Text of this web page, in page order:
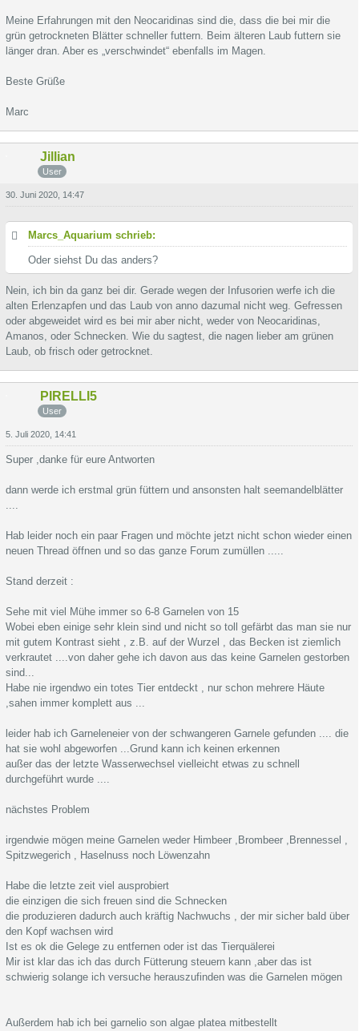
Meine Erfahrungen mit den Neocaridinas sind die, dass die bei mir die
grün getrockneten Blätter schneller futtern. Beim älteren Laub futtern sie
länger dran. Aber es „verschwindet“ ebenfalls im Magen.
Beste Grüße
Marc
Jillian
User
30. Juni 2020, 14:47
Marcs_Aquarium schrieb:
Oder siehst Du das anders?
Nein, ich bin da ganz bei dir. Gerade wegen der Infusorien werfe ich die
alten Erlenzapfen und das Laub von anno dazumal nicht weg. Gefressen
oder abgeweidet wird es bei mir aber nicht, weder von Neocaridinas,
Amanos, oder Schnecken. Wie du sagtest, die nagen lieber am grünen
Laub, ob frisch oder getrocknet.
PIRELLI5
User
5. Juli 2020, 14:41
Super ,danke für eure Antworten
dann werde ich erstmal grün füttern und ansonsten halt seemandelblätter
....
Hab leider noch ein paar Fragen und möchte jetzt nicht schon wieder einen
neuen Thread öffnen und so das ganze Forum zumüllen .....
Stand derzeit :
Sehe mit viel Mühe immer so 6-8 Garnelen von 15
Wobei eben einige sehr klein sind und nicht so toll gefärbt das man sie nur
mit gutem Kontrast sieht , z.B. auf der Wurzel , das Becken ist ziemlich
verkrautet ....von daher gehe ich davon aus das keine Garnelen gestorben
sind...
Habe nie irgendwo ein totes Tier entdeckt , nur schon mehrere Häute
,sahen immer komplett aus ...
leider hab ich Garneleneier von der schwangeren Garnele gefunden .... die
hat sie wohl abgeworfen ...Grund kann ich keinen erkennen
außer das der letzte Wasserwechsel vielleicht etwas zu schnell
durchgeführt wurde ....
nächstes Problem
irgendwie mögen meine Garnelen weder Himbeer ,Brombeer ,Brennessel ,
Spitzwegerich , Haselnuss noch Löwenzahn
Habe die letzte zeit viel ausprobiert
die einzigen die sich freuen sind die Schnecken
die produzieren dadurch auch kräftig Nachwuchs , der mir sicher bald über
den Kopf wachsen wird
Ist es ok die Gelege zu entfernen oder ist das Tierquälerei
Mir ist klar das ich das durch Fütterung steuern kann ,aber das ist
schwierig solange ich versuche herauszufinden was die Garnelen mögen
Außerdem hab ich bei garnelio son algae platea mitbestellt